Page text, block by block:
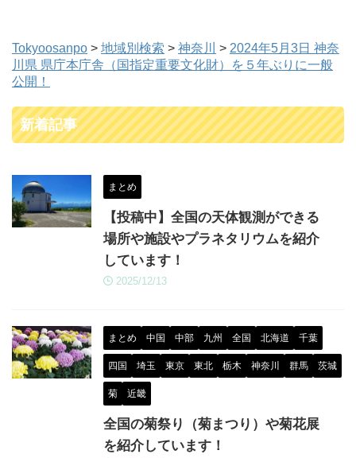
Tokyoosanpo > 地域別検索 > 神奈川 > 2024年5月3日 神奈
川県 県庁本庁舎（国指定重要文化財）を５年ぶりに一般
公開！
新着記事
まとめ
【投稿中】全国の天体観測ができる
場所や施設やプラネタリウムを紹介
しています！
2025/12/13
まとめ 中国 中部 九州 全国 北海道 千葉
四国 埼玉 東京 東北 栃木 神奈川 群馬 茨城
菊 近畿
全国の菊祭り（菊まつり）や菊花展
を紹介しています！